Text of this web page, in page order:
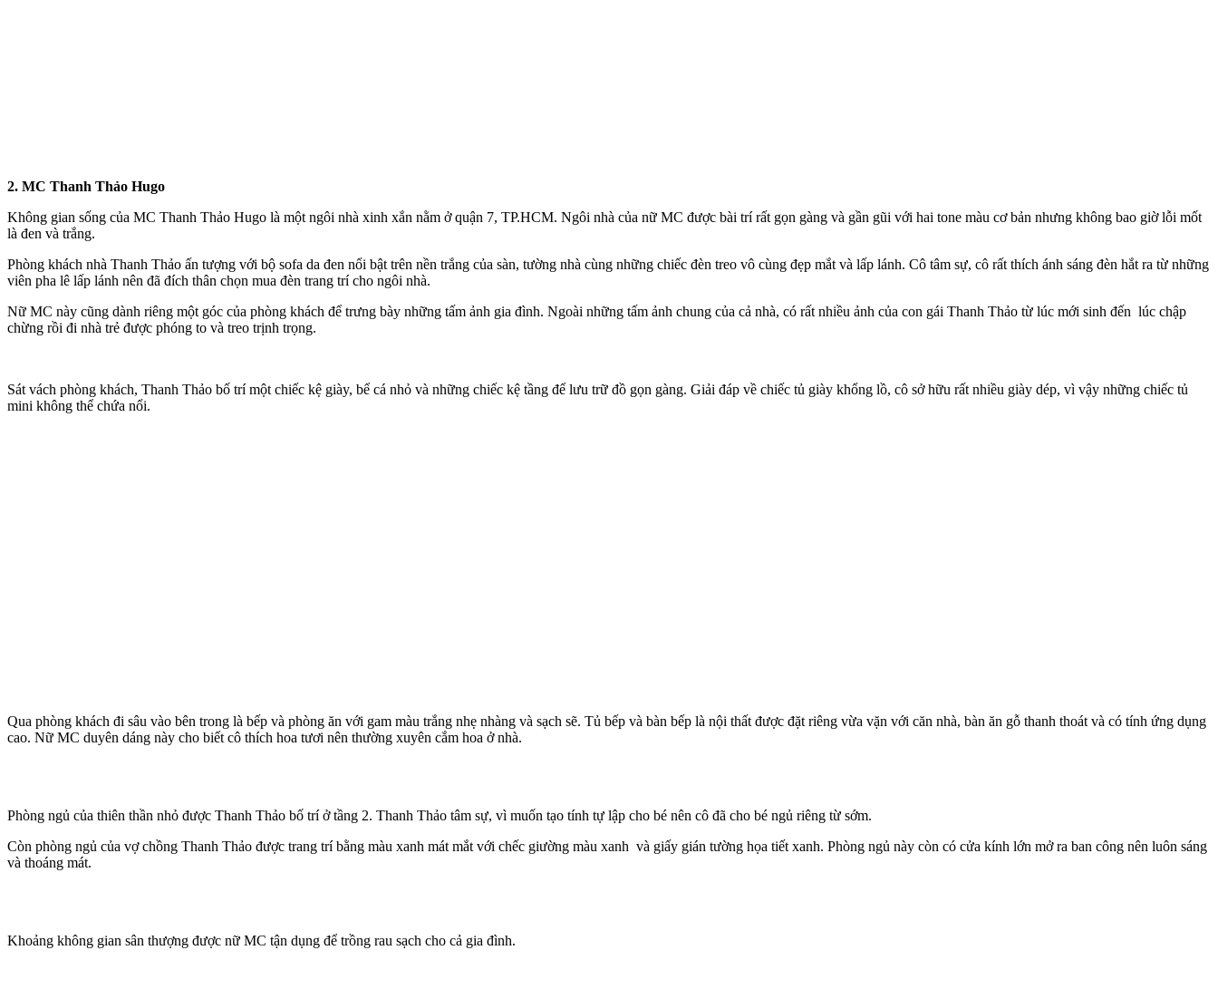
2. MC Thanh Thảo Hugo
Không gian sống của MC Thanh Thảo Hugo là một ngôi nhà xinh xắn nằm ở quận 7, TP.HCM. Ngôi nhà của nữ MC được bài trí rất gọn gàng và gần gũi với hai tone màu cơ bản nhưng không bao giờ lỗi mốt
là đen và trắng.
Phòng khách nhà Thanh Thảo ấn tượng với bộ sofa da đen nổi bật trên nền trắng của sàn, tường nhà cùng những chiếc đèn treo vô cùng đẹp mắt và lấp lánh. Cô tâm sự, cô rất thích ánh sáng đèn hắt ra từ những
viên pha lê lấp lánh nên đã đích thân chọn mua đèn trang trí cho ngôi nhà.
Nữ MC này cũng dành riêng một góc của phòng khách để trưng bày những tấm ảnh gia đình. Ngoài những tấm ảnh chung của cả nhà, có rất nhiều ảnh của con gái Thanh Thảo từ lúc mới sinh đến lúc chập
chừng rồi đi nhà trẻ được phóng to và treo trịnh trọng.
Sát vách phòng khách, Thanh Thảo bố trí một chiếc kệ giày, bể cá nhỏ và những chiếc kệ tầng để lưu trữ đồ gọn gàng. Giải đáp về chiếc tủ giày khổng lồ, cô sở hữu rất nhiều giày dép, vì vậy những chiếc tủ
mini không thể chứa nổi.
Qua phòng khách đi sâu vào bên trong là bếp và phòng ăn với gam màu trắng nhẹ nhàng và sạch sẽ. Tủ bếp và bàn bếp là nội thất được đặt riêng vừa vặn với căn nhà, bàn ăn gỗ thanh thoát và có tính ứng dụng
cao. Nữ MC duyên dáng này cho biết cô thích hoa tươi nên thường xuyên cắm hoa ở nhà.
Phòng ngủ của thiên thần nhỏ được Thanh Thảo bố trí ở tầng 2. Thanh Thảo tâm sự, vì muốn tạo tính tự lập cho bé nên cô đã cho bé ngủ riêng từ sớm.
Còn phòng ngủ của vợ chồng Thanh Thảo được trang trí bằng màu xanh mát mắt với chếc giường màu xanh và giấy gián tường họa tiết xanh. Phòng ngủ này còn có cửa kính lớn mở ra ban công nên luôn sáng
và thoáng mát.
Khoảng không gian sân thượng được nữ MC tận dụng để trồng rau sạch cho cả gia đình.